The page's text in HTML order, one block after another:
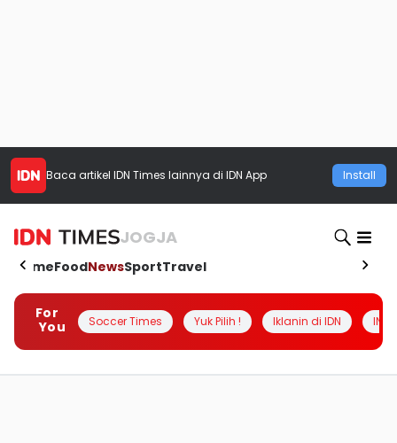
Baca artikel IDN Times lainnya di IDN App Install
JOGJA
HomeFoodNewsSportTravel
For
You
Soccer Times Yuk Pilih ! Iklanin di IDN